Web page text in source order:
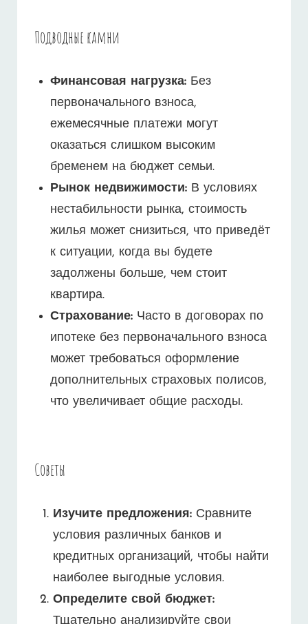
Подводные камни
Финансовая нагрузка:Без
первоначального взноса,
ежемесячные платежи могут
оказаться слишком высоким
бременем на бюджет семьи.
Рынок недвижимости:В условиях
нестабильности рынка, стоимость
жилья может снизиться, что приведёт
к ситуации, когда вы будете
задолжены больше, чем стоит
квартира.
Страхование:Часто в договорах по
ипотеке без первоначального взноса
может требоваться оформление
дополнительных страховых полисов,
что увеличивает общие расходы.
Советы
Изучите предложения: Сравните
условия различных банков и
кредитных организаций, чтобы найти
наиболее выгодные условия.
Определите свой бюджет:
Тщательно анализируйте свои